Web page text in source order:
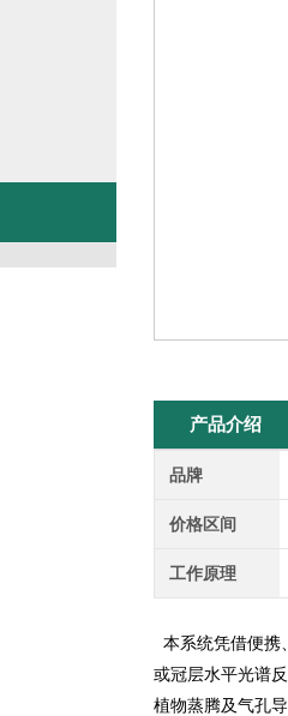
产品介绍
品牌
价格区间
工作原理
本系统凭借便携
或冠层水平光谱
植物蒸腾及气孔